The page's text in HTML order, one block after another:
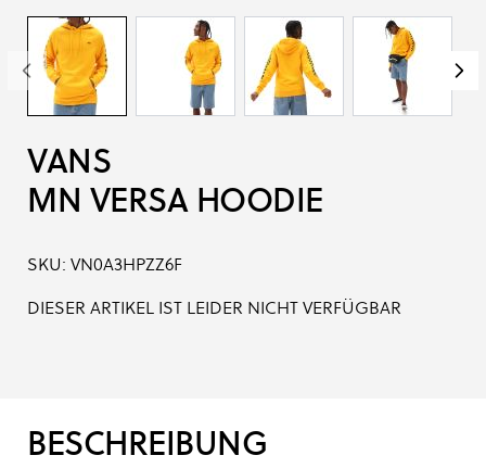
VANS
MN VERSA HOODIE
SKU: VN0A3HPZZ6F
DIESER ARTIKEL IST LEIDER NICHT VERFÜGBAR
BESCHREIBUNG